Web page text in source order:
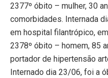
2377º óbito – mulher, 30
comorbidades. Internada
em hospital filantrópico,
2378º óbito – homem, 85
portador de hipertensão
Internado dia 23/06, foi a